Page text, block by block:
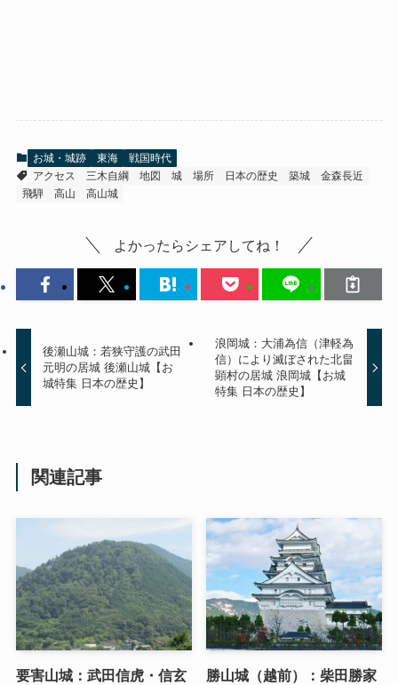
お城・城跡 東海
戦国時代
アクセス
三木自綱 地図 城 場所 日本の歴史 築城
金森長近
飛騨
高山 高山城
よかったらシェアしてね！
後瀬山城：若狭守護の武田
元明の居城 後瀬山城【お
城特集 日本の歴史】
浪岡城：大浦為信（津軽為
信）により滅ぼされた北畠
顕村の居城 浪岡城【お城
特集 日本の歴史】
関連記事
要害山城：武田信虎・信玄
勝山城（越前）：柴田勝家